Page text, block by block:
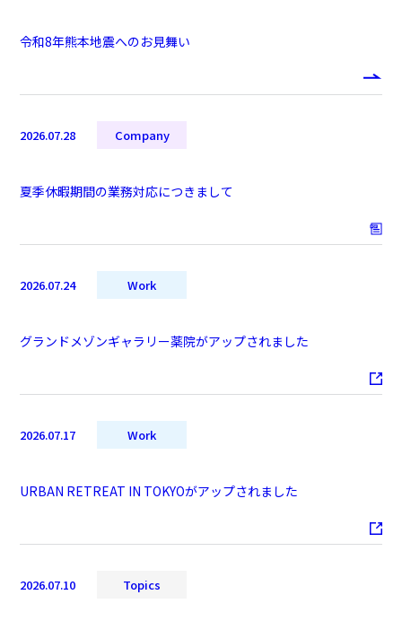
令和8年熊本地震へのお見舞い
2026.07.28 Company
夏季休暇期間の業務対応につきまして
2026.07.24 Work
グランドメゾンギャラリー薬院がアップされました
2026.07.17 Work
URBAN RETREAT IN TOKYOがアップされました
2026.07.10 Topics